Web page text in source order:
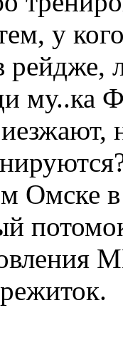
у
рейдже,
му..ка
Омске